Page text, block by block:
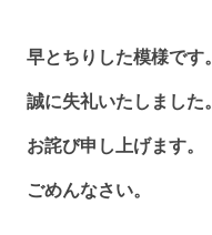
早とちりした模様です。
誠に失礼いたしました。
お詫び申し上げます。
ごめんなさい。